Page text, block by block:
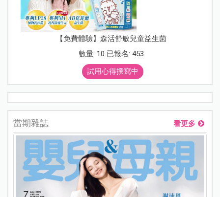
【免費體驗】森活舒敏兒童益生菌
數量: 10 已報名: 453
試用心得撰寫中
當期雜誌 看更多